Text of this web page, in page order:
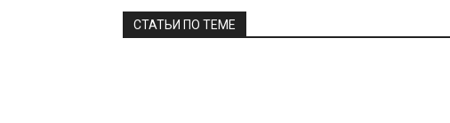
СТАТЬИ ПО ТЕМЕ